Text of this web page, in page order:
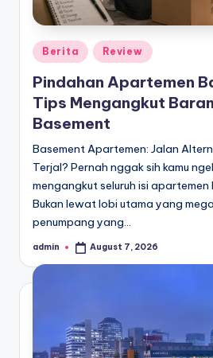
Posted
in
Berita Review
Pindahan Apartemen
Tips Mengangkut
Basement
Basement Apartemen: Jalan
Terjal? Pernah nggak sih kamu
mengangkut seluruh isi
Bukan lewat lobi utama yang
penumpang yang…
Posted
admin August 7, 2026